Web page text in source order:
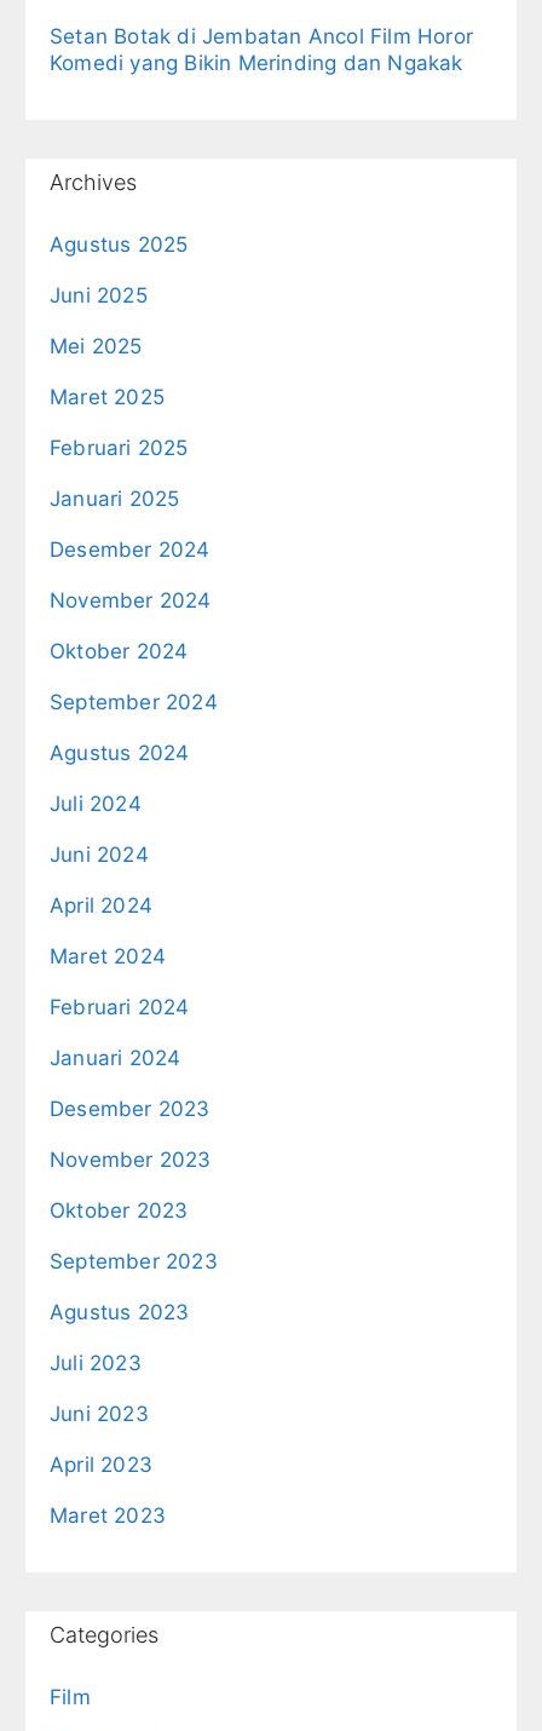
Setan Botak di Jembatan Ancol Film Horor
Komedi yang Bikin Merinding dan Ngakak
Archives
Agustus 2025
Juni 2025
Mei 2025
Maret 2025
Februari 2025
Januari 2025
Desember 2024
November 2024
Oktober 2024
September 2024
Agustus 2024
Juli 2024
Juni 2024
April 2024
Maret 2024
Februari 2024
Januari 2024
Desember 2023
November 2023
Oktober 2023
September 2023
Agustus 2023
Juli 2023
Juni 2023
April 2023
Maret 2023
Categories
Film